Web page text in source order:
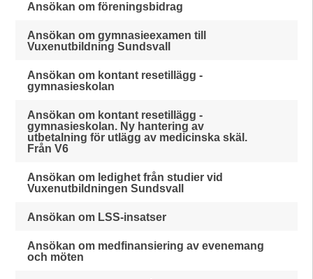
Ansökan om föreningsbidrag
Ansökan om gymnasieexamen till
Vuxenutbildning Sundsvall
Ansökan om kontant resetillägg -
gymnasieskolan
Ansökan om kontant resetillägg -
gymnasieskolan. Ny hantering av
utbetalning för utlägg av medicinska skäl.
Från V6
Ansökan om ledighet från studier vid
Vuxenutbildningen Sundsvall
Ansökan om LSS-insatser
Ansökan om medfinansiering av evenemang
och möten